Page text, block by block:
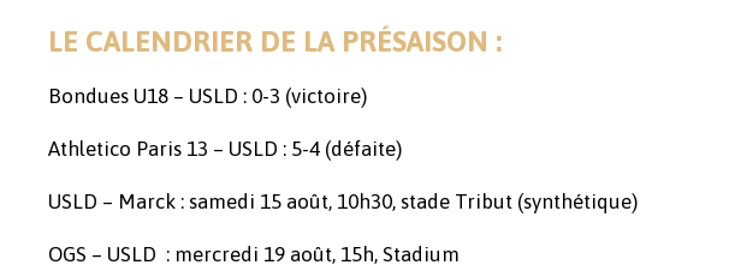
LE CALENDRIER DE LA PRÉSAISON :
Bondues U18 – USLD : 0-3 (victoire)
Athletico Paris 13 – USLD : 5-4 (défaite)
USLD – Marck : samedi 15 août, 10h30, stade Tribut (synthétique)
OGS – USLD : mercredi 19 août, 15h, Stadium